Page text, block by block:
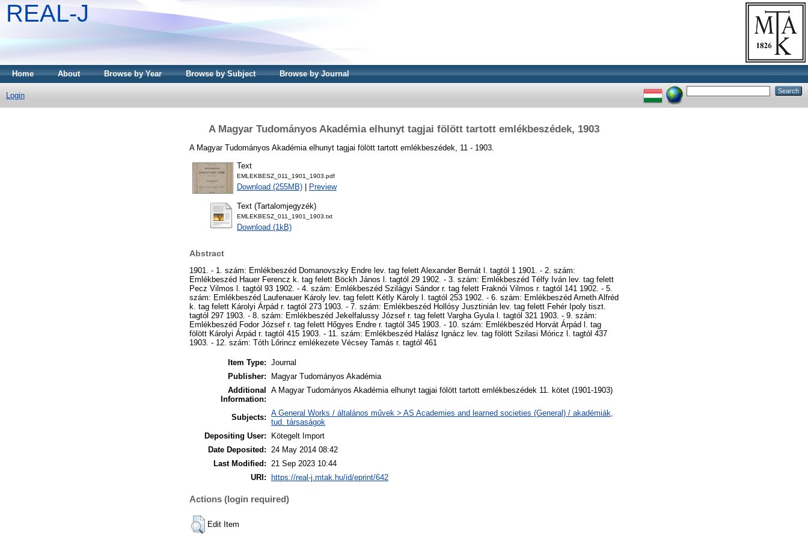
REAL-J
Home About Browse by Year Browse by Subject Browse by Journal
Login
A Magyar Tudományos Akadémia elhunyt tagjai fölött tartott emlékbeszédek, 1903
A Magyar Tudományos Akadémia elhunyt tagjai fölött tartott emlékbeszédek, 11 - 1903.
Text
EMLEKBESZ_011_1901_1903.pdf
Download (255MB) Preview
Text (Tartalomjegyzék)
EMLEKBESZ_011_1901_1903.txt
Download (1kB)
Abstract
1901. - 1. szám: Emlékbeszéd Domanovszky Endre lev. tag felett Alexander Bernát l. tagtól 1 1901. - 2. szám:
Emlékbeszéd Hauer Ferencz k. tag felett Böckh János l. tagtól 29 1902. - 3. szám: Emlékbeszéd Télfy Iván lev. tag felett
Pecz Vilmos l. tagtól 93 1902. - 4. szám: Emlékbeszéd Szilágyi Sándor r. tag felett Fraknói Vilmos r. tagtól 141 1902. - 5.
szám: Emlékbeszéd Laufenauer Károly lev. tag felett Kétly Károly l. tagtól 253 1902. - 6. szám: Emlékbeszéd Arneth Alfréd
k. tag felett Károlyi Árpád r. tagtól 273 1903. - 7. szám: Emlékbeszéd Hollósy Jusztinián lev. tag felett Fehér Ipoly tiszt.
tagtól 297 1903. - 8. szám: Emlékbeszéd Jekelfalussy József r. tag felett Vargha Gyula l. tagtól 321 1903. - 9. szám:
Emlékbeszéd Fodor József r. tag felett Hőgyes Endre r. tagtól 345 1903. - 10. szám: Emlékbeszéd Horvát Árpád l. tag
fölött Károlyi Árpád r. tagtól 415 1903. - 11. szám: Emlékbeszéd Halász Ignácz lev. tag fölött Szilasi Móricz l. tagtól 437
1903. - 12. szám: Tóth Lőrincz emlékezete Vécsey Tamás r. tagtól 461
Item Type: Journal
Publisher:
Magyar Tudományos Akadémia
Additional
Information:
A Magyar Tudományos Akadémia elhunyt tagjai fölött tartott emlékbeszédek 11. kötet (1901-1903)
Subjects: A General Works / általános művek > AS Academies and learned societies (General) / akadémiák,
tud. társaságok
Depositing User:
Kötegelt Import
Date Deposited:
24 May 2014 08:42
Last Modified:
21 Sep 2023 10:44
URI: https://real-j.mtak.hu/id/eprint/642
Actions (login required)
Edit Item